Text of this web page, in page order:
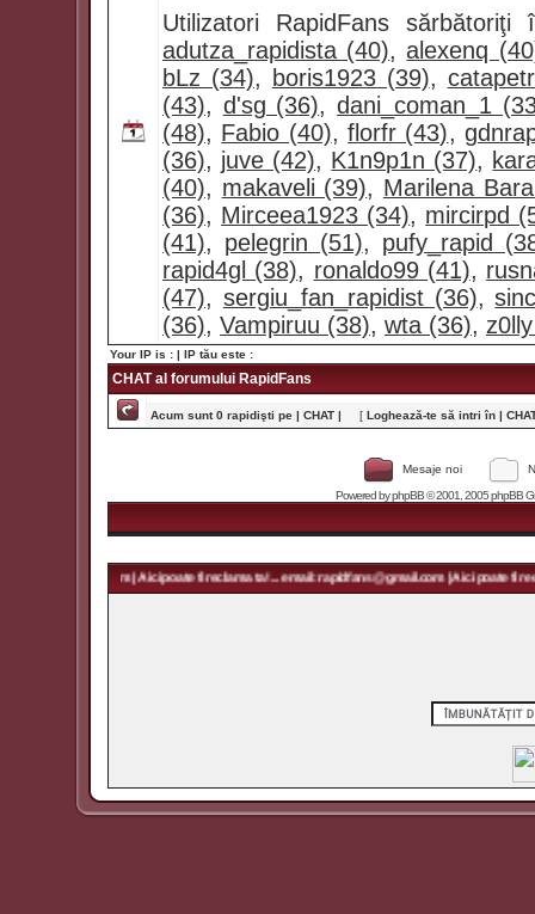
Utilizatori RapidFans
adutza_rapidista (40),alexenq
bLz (34), boris1923 (39),
(43), d'sg (36),dani_coman_1
(48), Fabio (40),florfr (43),
(36), juve (42), K1n9p1n (37),
(40), makaveli (39), Marilena
(36), Mirceea1923 (34), mircirpd
(41), pelegrin (51), pufy_rapid
rapid4gl (38), ronaldo99 (41),
(47), sergiu_fan_rapidist (36),
(36), Vampiruu (38), wta (36),
Your IP is : | IP tău este :
CHAT al forumului RapidFans
Acum sunt 0 rapidişti pe | CHAT | [ Loghează-te să intri în |
Mesaje noi
Powered byphpBB© 2001, 2005 phpBB
| Aici poate fi reclama ta! ... email: rapidfans@gmail.com | Aici poate fi